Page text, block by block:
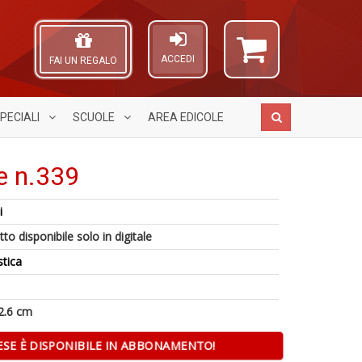
ACCEDI
FAI UN REGALO
SCUOLE AREA EDICOLE
n.339
disponibile solo in digitale
cm
È DISPONIBILE IN ABBONAMENTO!